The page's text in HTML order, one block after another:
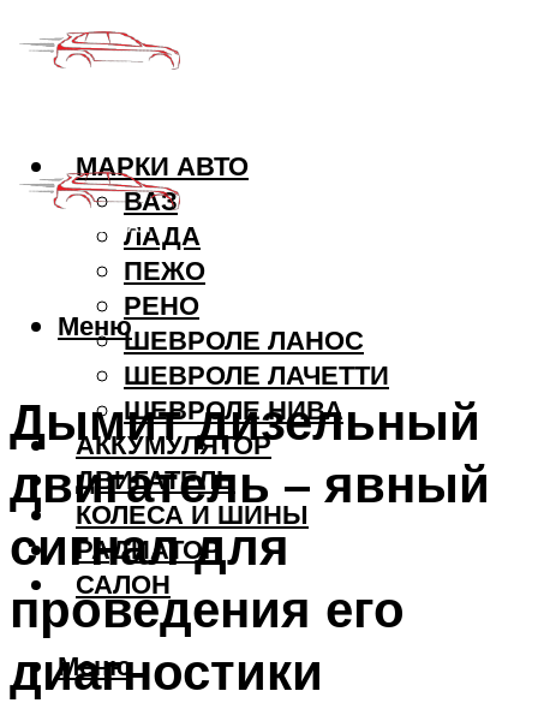
МАРКИ АВТО
ВАЗ
ЛАДА
ПЕЖО
РЕНО
ШЕВРОЛЕ ЛАНОС
ШЕВРОЛЕ ЛАЧЕТТИ
ШЕВРОЛЕ НИВА
АККУМУЛЯТОР
ДВИГАТЕЛЬ
КОЛЕСА И ШИНЫ
РАДИАТОР
САЛОН
Меню
Меню
Дымит дизельный
двигатель – явный
сигнал для
проведения его
диагностики